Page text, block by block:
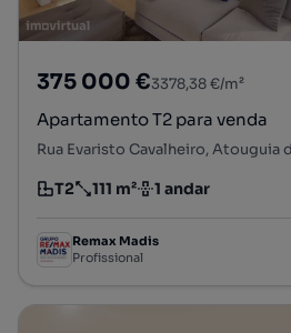
375 000 €3378,38 €/m²
Apartamento T2 para venda
Rua Evaristo Cavalheiro, Atouguia
Tipologia
T2
Preço por metro quadrado
111 m²
Andar 1 andar
Remax Madis
Profissional